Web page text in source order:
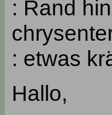
: Rand
: etwas
Hallo,